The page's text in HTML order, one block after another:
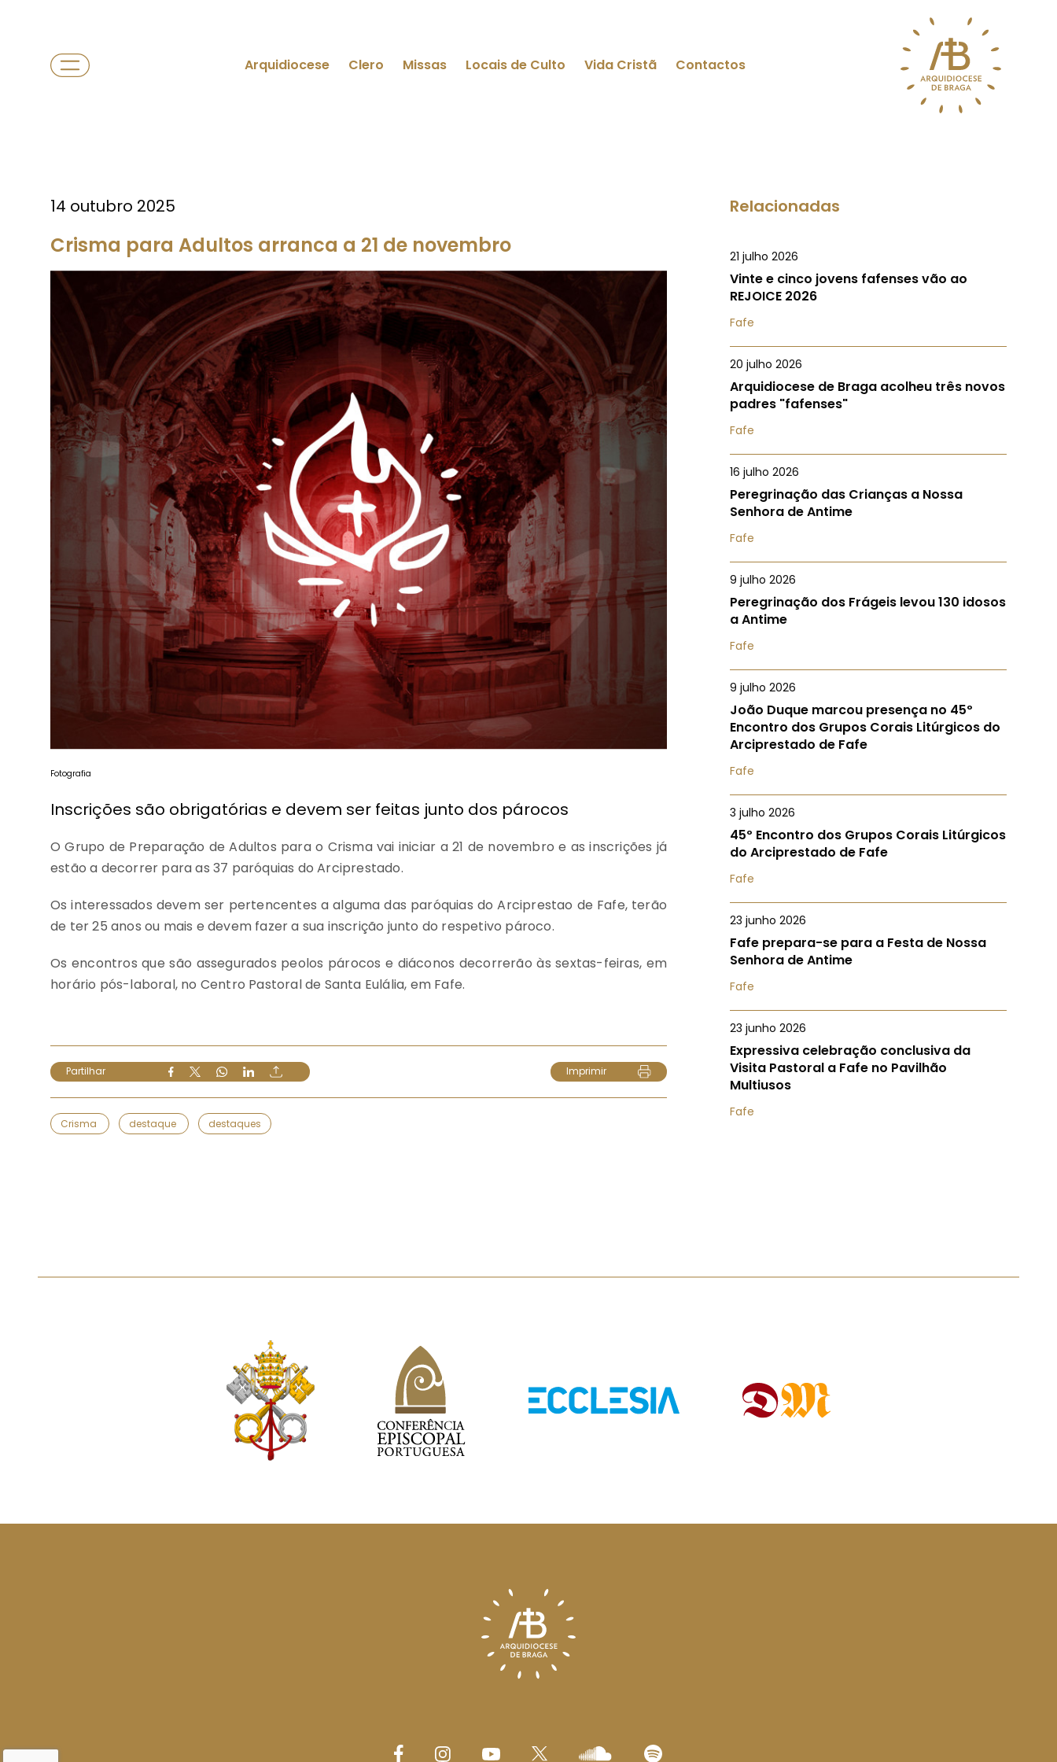
Arquidiocese Clero Missas Locais de Culto Vida Cristã Contactos
14 outubro 2025
Crisma para Adultos arranca a 21 de novembro
Fotografia
Inscrições são obrigatórias e devem ser feitas junto dos párocos
O Grupo de Preparação de Adultos para o Crisma vai iniciar a 21 de novembro e as inscrições já
estão a decorrer para as 37 paróquias do Arciprestado.
Os interessados devem ser pertencentes a alguma das paróquias do Arciprestao de Fafe, terão
de ter 25 anos ou mais e devem fazer a sua inscrição junto do respetivo pároco.
Os encontros que são assegurados peolos párocos e diáconos decorrerão às sextas-feiras, em
horário pós-laboral, no Centro Pastoral de Santa Eulália, em Fafe.
Partilhar Imprimir
Crisma destaque destaques
Relacionadas
21 julho 2026
Vinte e cinco jovens fafenses vão ao
REJOICE 2026
Fafe
20 julho 2026
Arquidiocese de Braga acolheu três novos
padres "fafenses"
Fafe
16 julho 2026
Peregrinação das Crianças a Nossa
Senhora de Antime
Fafe
9 julho 2026
Peregrinação dos Frágeis levou 130 idosos
a Antime
Fafe
9 julho 2026
João Duque marcou presença no 45º
Encontro dos Grupos Corais Litúrgicos do
Arciprestado de Fafe
Fafe
3 julho 2026
45º Encontro dos Grupos Corais Litúrgicos
do Arciprestado de Fafe
Fafe
23 junho 2026
Fafe prepara-se para a Festa de Nossa
Senhora de Antime
Fafe
23 junho 2026
Expressiva celebração conclusiva da
Visita Pastoral a Fafe no Pavilhão
Multiusos
Fafe